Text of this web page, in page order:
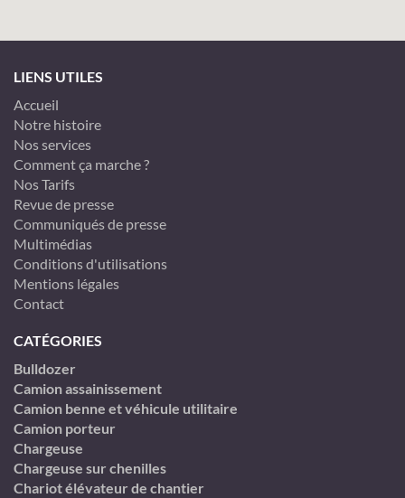
LIENS UTILES
Accueil
Notre histoire
Nos services
Comment ça marche ?
Nos Tarifs
Revue de presse
Communiqués de presse
Multimédias
Conditions d'utilisations
Mentions légales
Contact
CATÉGORIES
Bulldozer
Camion assainissement
Camion benne et véhicule utilitaire
Camion porteur
Chargeuse
Chargeuse sur chenilles
Chariot élévateur de chantier